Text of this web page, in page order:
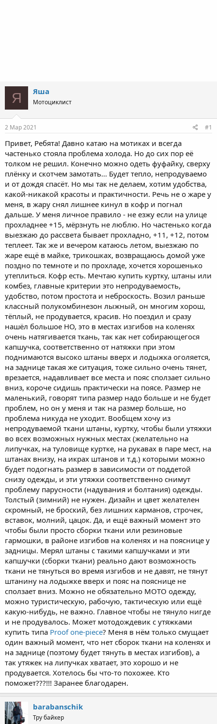
Я Яша
Мотоциклист
2 Мар 2021 #1
Привет, Ребята! Давно катаю на мотиках и всегда
частенько стояла проблема холода. Но до сих пор её
толком не решил. Конечно можно одеть фуфайку, сверху
плёнку и скотчем замотать... Будет тепло, непродуваемо
и от дождя спасёт. Но мы так не делаем, хотим удобства,
какой-никакой красоты и практичности. Речь не о жаре у
меня, в жару снял лишнее кинул в кофр и погнал
дальше. У меня личное правило - не езжу если на улице
прохладнее +15, мёрзнуть не люблю. Но частенько когда
выезжаю до рассвета бывает прохладно, +11, +12, потом
теплеет. Так же и вечером катаюсь летом, выезжаю по
жаре ещё в майке, трикошках, возвращаюсь домой уже
поздно по темноте и по прохладе, хочется хорошенько
утеплиться. Кофр есть. Мечтаю купить куртку, штаны или
комбез, главные критерии это непродуваемость,
удобство, потом простота и неброскость. Возил раньше
классный полукомбинезон лыжный, он многим хорош,
тёплый, не продувается, красив. Но поездил и сразу
нашёл большое НО, это в местах изгибов на коленях
очень натягивается ткань, так как нет собирающегося
капшучка, соответственно от натяжки при этом
поднимаются высоко штаны вверх и лодыжка оголяется,
на заднице такая же ситуация, тоже сильно очень тянет,
врезается, надавливает все места и пояс сползает сильно
вниз, короче сидишь практически на поясе. Размер не
маленький, говорят типа размер надо больше и не будет
проблем, но он у меня и так на размер больше, но
проблема никуда не уходит. Вообщем хочу из
непродуваемой ткани штаны, куртку, чтобы были утяжки
во всех возможных нужных местах (желательно на
липучках, на туловище куртке, на рукавах в паре мест, на
штанах внизу, на икрах штанов и т.д.) которыми можно
будет подогнать размер в зависимости от поддетой
снизу одежды, и эти утяжки соответственно снимут
проблему парусности (надувания и болтания) одежды.
Толстый (зимний) не нужен. Дизайн и цвет желателен
скромный, не броский, без лишних карманов, строчек,
вставок, молний, цацок. Да, и ещё важный момент это
чтобы были просто сборки ткани или резиновые
гармошки, в районе изгибов на коленях и на пояснице у
задницы. Мерял штаны с такими капшучками и эти
капшучки (сборки ткани) реально дают возможность
ткани не тянуться во время изгибов и не давят, не тянут
штанину на лодыжке вверх и пояс на пояснице не
сползает вниз. Можно не обязательно МОТО одежду,
можно туристическую, рабочую, тактическую или ещё
какую-нибудь, не важно. Главное чтобы не тянуло нигде
и не продувалось. Может мотодождевик с утяжками
купить типа Proof one-piece? Меня в нём только смущает
один важный момент, что нет сборок ткани на коленях и
на заднице (поэтому будет тянуть в местах изгибов), а
так утяжек на липучках хватает, это хорошо и не
продувается. Хотелось бы что-то похожее. Кто
поможет???!!! Заранее благодарен.
barabanschik
Тру байкер